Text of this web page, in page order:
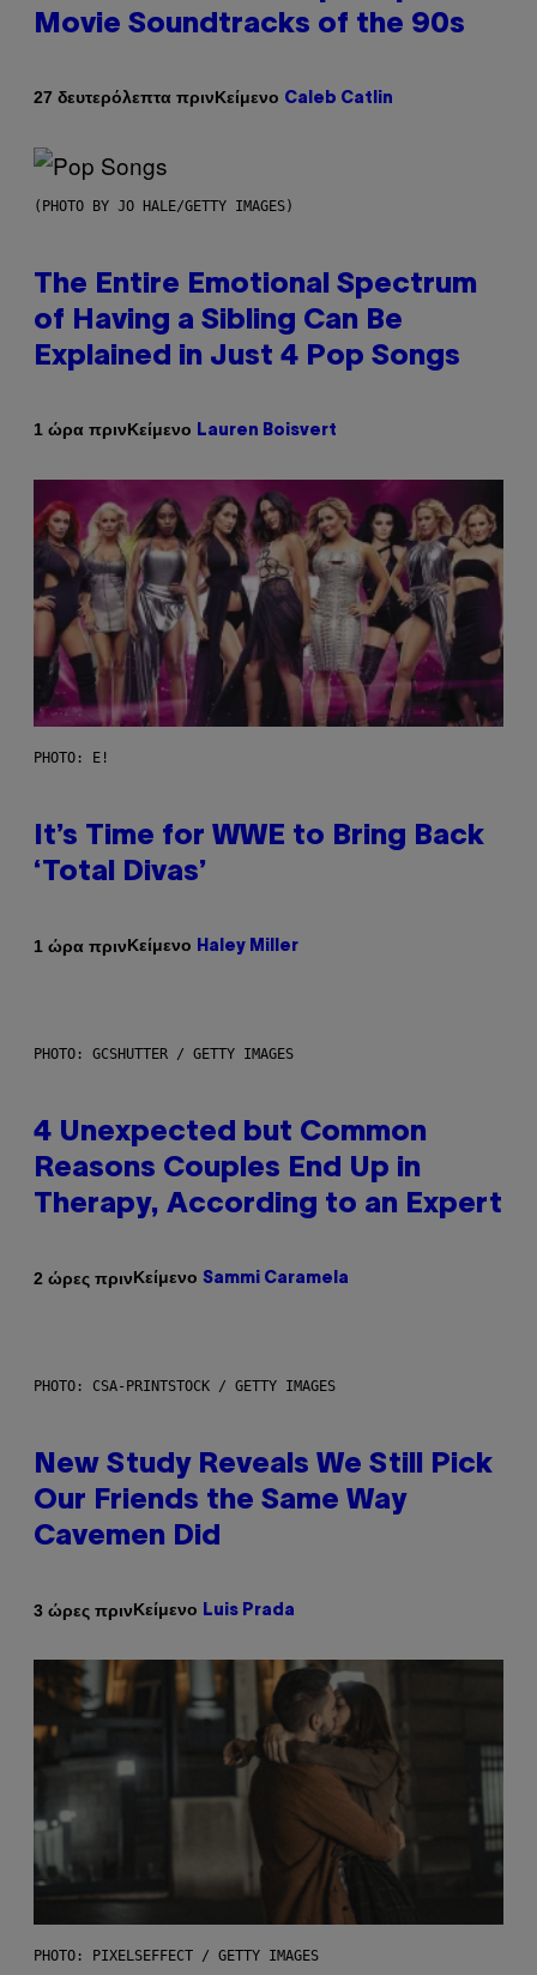
Movie Soundtracks of the 90s
27 δευτερόλεπτα πρινΚείμενο Caleb Catlin
(PHOTO BY JO HALE/GETTY IMAGES)
The Entire Emotional Spectrum
of Having a Sibling Can Be
Explained in Just 4 Pop Songs
1 ώρα πρινΚείμενο Lauren Boisvert
PHOTO: E!
It’s Time for WWE to Bring Back
‘Total Divas’
1 ώρα πρινΚείμενο Haley Miller
PHOTO: GCSHUTTER / GETTY IMAGES
4 Unexpected but Common
Reasons Couples End Up in
Therapy, According to an Expert
2 ώρες πρινΚείμενο Sammi Caramela
PHOTO: CSA-PRINTSTOCK / GETTY IMAGES
New Study Reveals We Still Pick
Our Friends the Same Way
Cavemen Did
3 ώρες πρινΚείμενο Luis Prada
PHOTO: PIXELSEFFECT / GETTY IMAGES